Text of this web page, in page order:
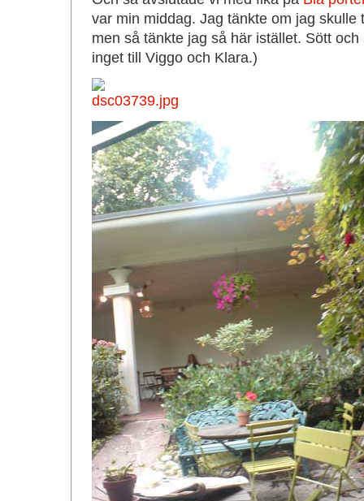
var min middag. Jag tänkte om jag skulle
men så tänkte jag så här istället. Sött
inget till Viggo och Klara.)